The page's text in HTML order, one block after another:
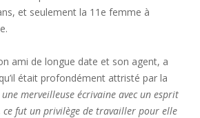
et seulement la 11e femme à
ami de longue date et son agent, a
était profondément attristé par la
merveilleuse écrivaine avec un esprit
fut un privilège de travailler pour elle